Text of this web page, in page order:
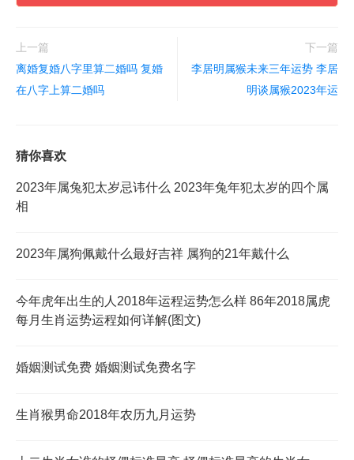
上一篇
离婚复婚八字里算二婚吗 复婚
在八字上算二婚吗
下一篇
李居明属猴未来三年运势 李居
明谈属猴2023年运
猜你喜欢
2023年属兔犯太岁忌讳什么 2023年兔年犯太岁的四个属
相
2023年属狗佩戴什么最好吉祥 属狗的21年戴什么
今年虎年出生的人2018年运程运势怎么样 86年2018属虎
每月生肖运势运程如何详解(图文)
婚姻测试免费 婚姻测试免费名字
生肖猴男命2018年农历九月运势